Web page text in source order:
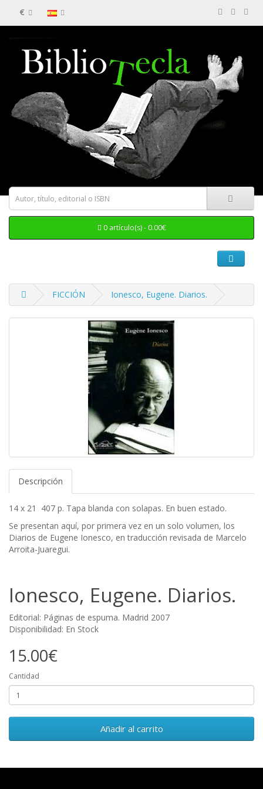
€
0 artículo(s) - 0.00€
FICCIÓN Ionesco, Eugene. Diarios.
Descripción
14 x 21 407 p. Tapa blanda con solapas. En buen estado.
Se presentan aquí, por primera vez en un solo volumen, los
Diarios de Eugene Ionesco, en traducción revisada de Marcelo
Arroita-Juaregui.
Ionesco, Eugene. Diarios.
Editorial: Páginas de espuma. Madrid 2007
Disponibilidad: En Stock
15.00€
Cantidad
Añadir al carrito